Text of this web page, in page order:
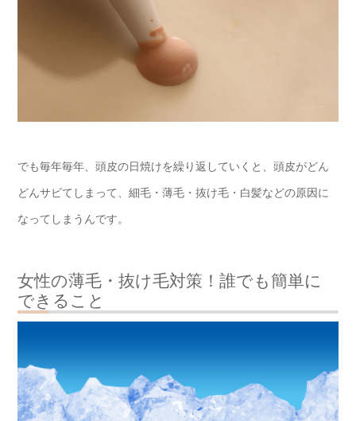
でも毎年毎年、頭皮の日焼けを繰り返していくと、頭皮がどん
どんサビてしまって、細毛・薄毛・抜け毛・白髪などの原因に
なってしまうんです。
女性の薄毛・抜け毛対策！誰でも簡単に
できること